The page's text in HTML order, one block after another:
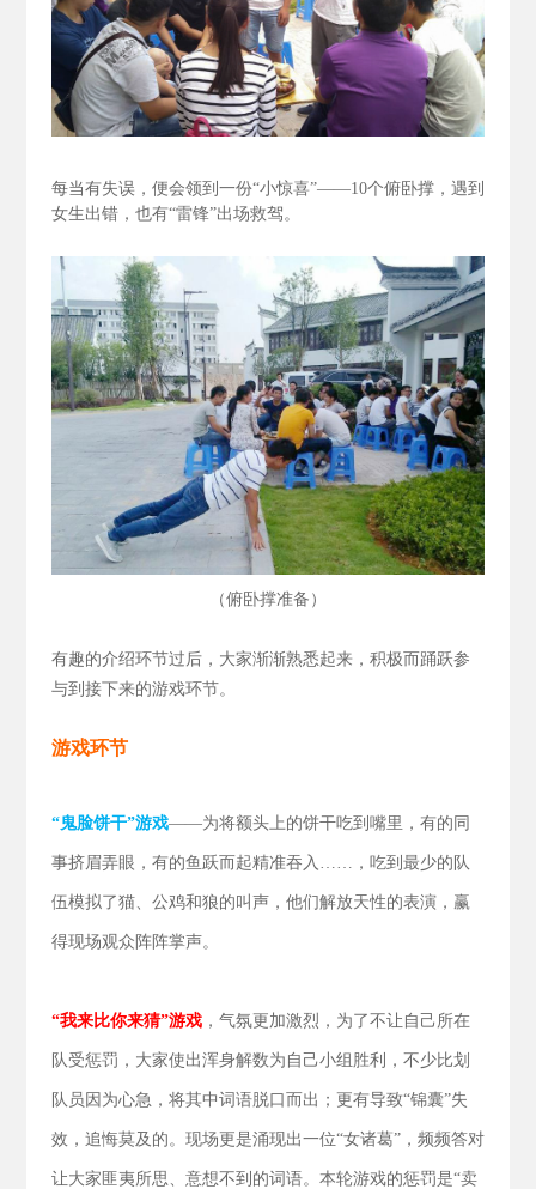
每当有失误，便会领到一份“小惊喜”——10个俯卧撑，遇到
女生出错，也有“雷锋”出场救驾。
（俯卧撑准备 ）
有趣的介绍环节过后，大家渐渐熟悉起来，积极而踊跃参
与到接下来的游戏环节。
游戏环节
“鬼脸饼干”游戏——为将额头上的饼干吃到嘴里，有的同
事挤眉弄眼，有的鱼跃而起精准吞入……，吃到最少的队
伍模拟了猫、公鸡和狼的叫声，他们解放天性的表演，赢
得现场观众阵阵掌声。
“我来比你来猜”游戏，气氛更加激烈，为了不让自己所在
队受惩罚，大家使出浑身解数为自己小组胜利，不少比划
队员因为心急，将其中词语脱口而出；更有导致“锦囊”失
效，追悔莫及的。现场更是涌现出一位“女诸葛”，频频答对
让大家匪夷所思、意想不到的词语。本轮游戏的惩罚是“卖